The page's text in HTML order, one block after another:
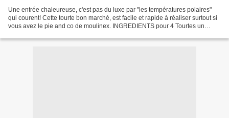
Une entrée chaleureuse, c'est pas du luxe par "les températures polaires"
qui courent! Cette tourte bon marché, est facile et rapide à réaliser surtout si
vous avez le pie and co de moulinex. INGREDIENTS pour 4 Tourtes un